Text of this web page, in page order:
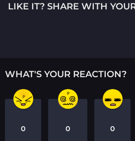
o
LIKE IT? SHARE WITH
WHAT'S YOUR REACTION?
0 0 0